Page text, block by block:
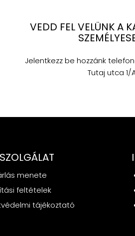
VEDD FEL VELÜNK A
Jelentkezz be hozzánk
Tutaj utca 1/
menete
feltételek
tájékoztató